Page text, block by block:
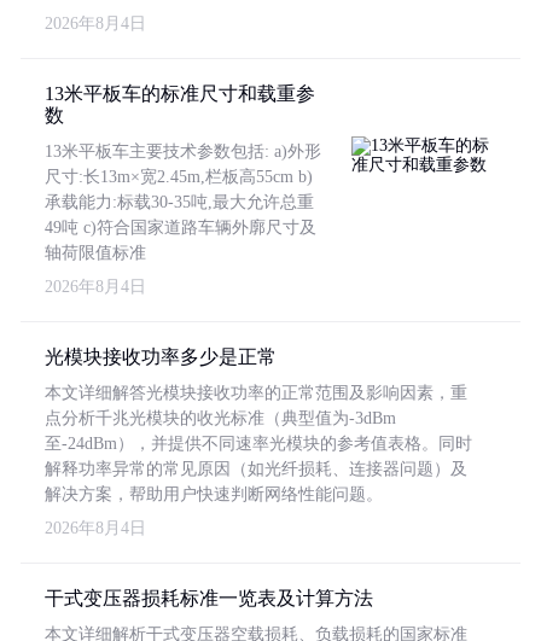
2026年8月4日
13米平板车的标准尺寸和载重参
数
13米平板车主要技术参数包括: a)外形
尺寸:长13m×宽2.45m,栏板高55cm b)
承载能力:标载30-35吨,最大允许总重
49吨 c)符合国家道路车辆外廓尺寸及
轴荷限值标准
2026年8月4日
光模块接收功率多少是正常
本文详细解答光模块接收功率的正常范围及影响因素，重
点分析千兆光模块的收光标准（典型值为-3dBm
至-24dBm），并提供不同速率光模块的参考值表格。同时
解释功率异常的常见原因（如光纤损耗、连接器问题）及
解决方案，帮助用户快速判断网络性能问题。
2026年8月4日
干式变压器损耗标准一览表及计算方法
本文详细解析干式变压器空载损耗、负载损耗的国家标准